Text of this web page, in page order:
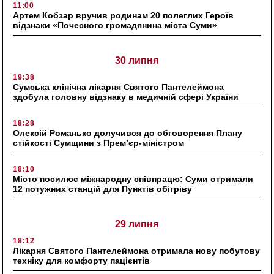
11:00
Артем Кобзар вручив родинам 20 полеглих Героїв
відзнаки «Почесного громадянина міста Суми»
30 липня
19:38
Сумська клінічна лікарня Святого Пантелеймона
здобула головну відзнаку в медичній сфері України
18:28
Олексій Романько долучився до обговорення Плану
стійкості Сумщини з Прем’єр-міністром
18:10
Місто посилює міжнародну співпрацю: Суми отримали
12 потужних станцій для Пунктів обігріву
29 липня
18:12
Лікарня Святого Пантелеймона отримала нову побутову
техніку для комфорту пацієнтів